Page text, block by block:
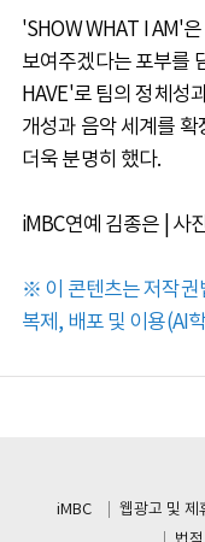
'SHOW WHAT I AM'
보여주겠다는 포부를
HAVE'로 팀의 정체성
개성과 음악 세계를
더욱 분명히 했다.
iMBC연예 김종은 | 사
※ 이 콘텐츠는 저작권
복제, 배포 및 이용(AI
iMBC 웹광고 및 제